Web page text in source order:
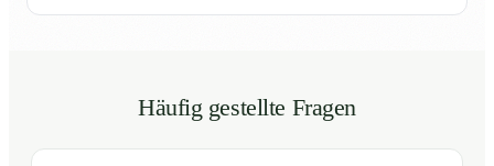
Häufig gestellte Fragen